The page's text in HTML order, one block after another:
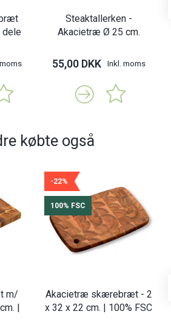
dele
Steaktallerken -
Akacietræ Ø 25 cm.
55,00 DKK Inkl. moms
købte også
m/
|
-22%
100% FSC
Akacietræ skærebræt - 2
x 32 x 22 cm. | 100% FSC